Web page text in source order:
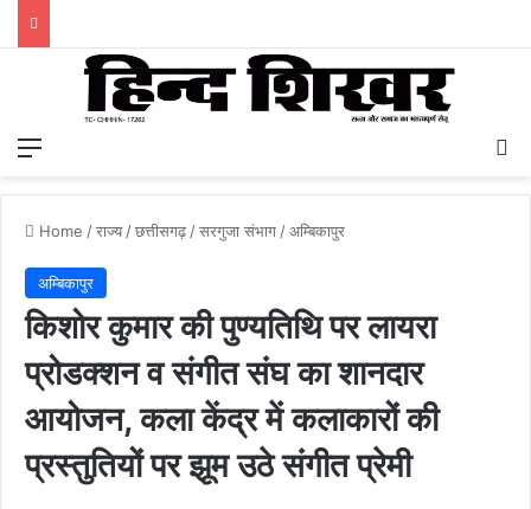
Home /राज्य/छत्तीसगढ़/सरगुजा संभाग/अम्बिकापुर
अम्बिकापुर
किशोर कुमार की पुण्यतिथि पर लायरा
प्रोडक्शन व संगीत संघ का शानदार
आयोजन, कला केंद्र में कलाकारों की
प्रस्तुतियों पर झूम उठे संगीत प्रेमी